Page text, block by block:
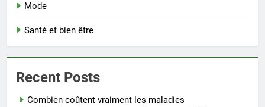
Mode
Santé et bien être
Recent Posts
Combien coûtent vraiment les maladies